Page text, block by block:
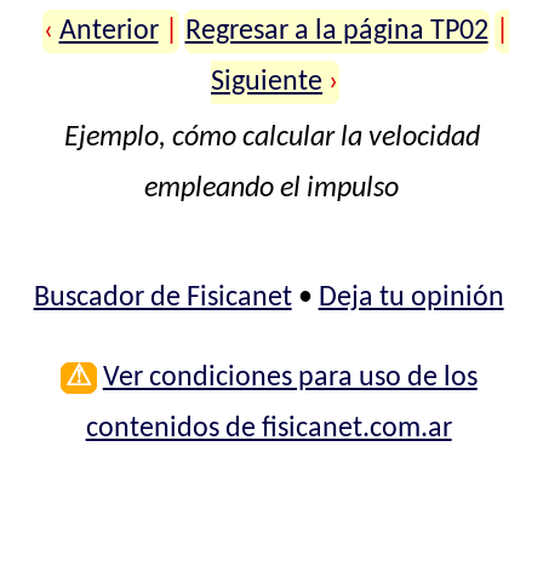
‹ Anterior Regresar a la página TP02
Siguiente ›
Ejemplo, cómo calcular la velocidad
empleando el impulso
Buscador de Fisicanet• Deja tu opinión
⚠ Ver condiciones para uso de los
contenidos de fisicanet.com.ar